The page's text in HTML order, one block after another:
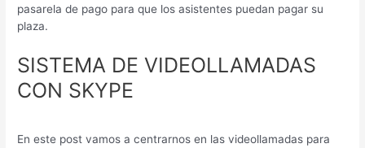
pasarela de pago para que los asistentes puedan pagar su
plaza.
SISTEMA DE VIDEOLLAMADAS
CON SKYPE
En este post vamos a centrarnos en las videollamadas para